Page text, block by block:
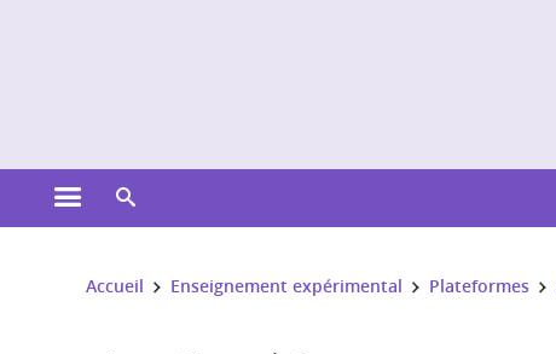
Ouvrir le menu principal
Vous êtes ici :
Accueil Enseignement expérimental Plateformes